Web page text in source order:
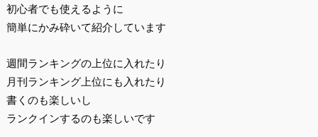
初心者でも使えるように
簡単にかみ砕いて紹介しています
週間ランキングの上位に入れたり
月刊ランキング上位にも入れたり
書くのも楽しいし
ランクインするのも楽しいです